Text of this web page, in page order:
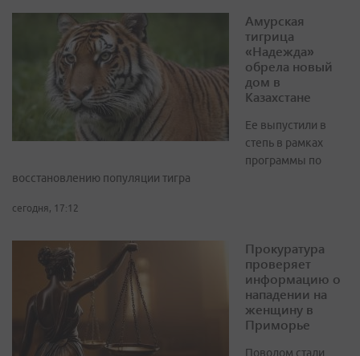
Амурская
тигрица
«Надежда»
обрела новый
дом в
Казахстане
Ее выпустили в
степь в рамках
программы по
восстановлению популяции тигра
сегодня, 17:12
Прокуратура
проверяет
информацию о
нападении на
женщину в
Приморье
Поводом стали